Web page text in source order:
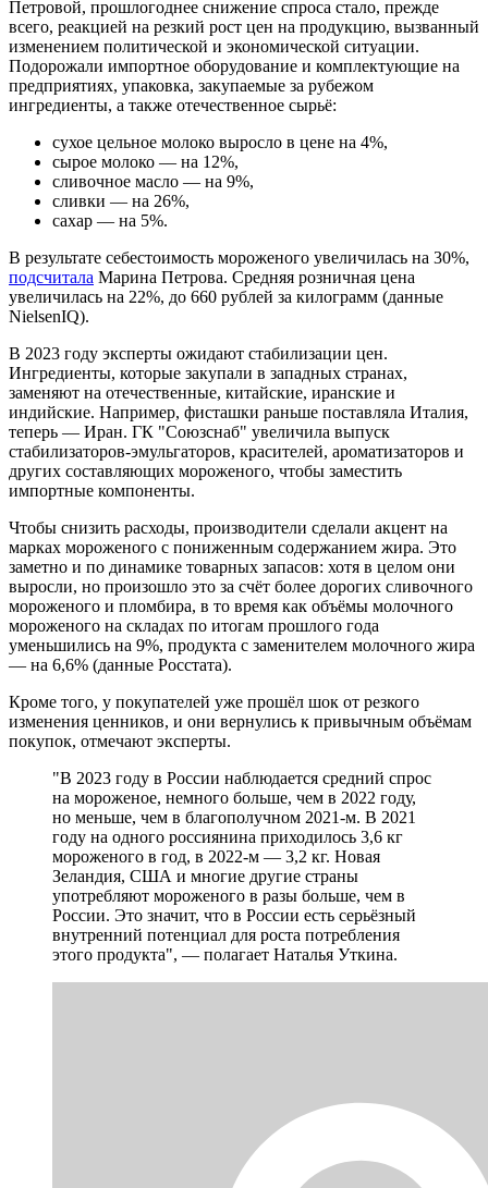
Петровой, прошлогоднее снижение спроса стало, прежде
всего, реакцией на резкий рост цен на продукцию, вызванный
изменением политической и экономической ситуации.
Подорожали импортное оборудование и комплектующие на
предприятиях, упаковка, закупаемые за рубежом
ингредиенты, а также отечественное сырьё:
сухое цельное молоко выросло в цене на 4%,
сырое молоко — на 12%,
сливочное масло — на 9%,
сливки — на 26%,
сахар — на 5%.
В результате себестоимость мороженого увеличилась на 30%,
подсчитала Марина Петрова. Средняя розничная цена
увеличилась на 22%, до 660 рублей за килограмм (данные
NielsenIQ).
В 2023 году эксперты ожидают стабилизации цен.
Ингредиенты, которые закупали в западных странах,
заменяют на отечественные, китайские, иранские и
индийские. Например, фисташки раньше поставляла Италия,
теперь — Иран. ГК "Союзснаб" увеличила выпуск
стабилизаторов-эмульгаторов, красителей, ароматизаторов и
других составляющих мороженого, чтобы заместить
импортные компоненты.
Чтобы снизить расходы, производители сделали акцент на
марках мороженого с пониженным содержанием жира. Это
заметно и по динамике товарных запасов: хотя в целом они
выросли, но произошло это за счёт более дорогих сливочного
мороженого и пломбира, в то время как объёмы молочного
мороженого на складах по итогам прошлого года
уменьшились на 9%, продукта с заменителем молочного жира
— на 6,6% (данные Росстата).
Кроме того, у покупателей уже прошёл шок от резкого
изменения ценников, и они вернулись к привычным объёмам
покупок, отмечают эксперты.
"В 2023 году в России наблюдается средний спрос
на мороженое, немного больше, чем в 2022 году,
но меньше, чем в благополучном 2021-м. В 2021
году на одного россиянина приходилось 3,6 кг
мороженого в год, в 2022-м — 3,2 кг. Новая
Зеландия, США и многие другие страны
употребляют мороженого в разы больше, чем в
России. Это значит, что в России есть серьёзный
внутренний потенциал для роста потребления
этого продукта", — полагает Наталья Уткина.